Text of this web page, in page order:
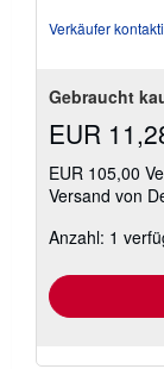
Verkäufer
Gebraucht
EUR
EUR 105,00
Versand von
Anzahl: 1